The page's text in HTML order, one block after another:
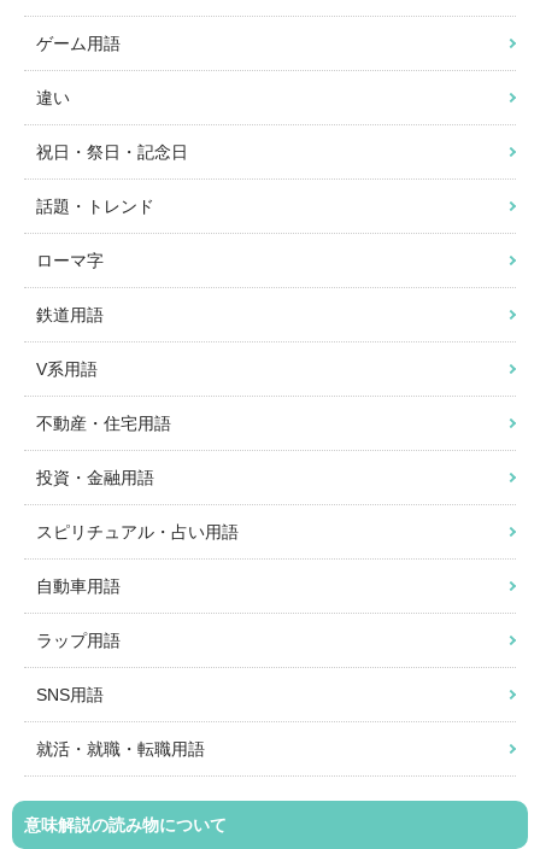
ゲーム用語
違い
祝日・祭日・記念日
話題・トレンド
ローマ字
鉄道用語
V系用語
不動産・住宅用語
投資・金融用語
スピリチュアル・占い用語
自動車用語
ラップ用語
SNS用語
就活・就職・転職用語
意味解説の読み物について